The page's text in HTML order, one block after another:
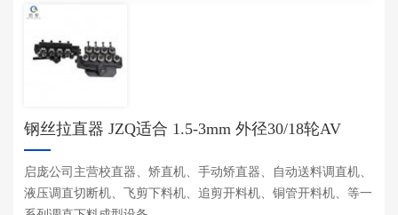
钢丝拉直器 JZQ适合 1.5-3mm 外径30/18轮AV
启庞公司主营校直器、矫直机、手动矫直器、自动送料调直机、
液压调直切断机、飞剪下料机、追剪开料机、铜管开料机、等一